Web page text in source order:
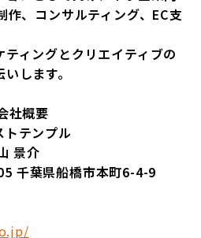
作、コンサルティング、EC支
ィングとクリエイティブの
します。
社概要
テンプル
景介
千葉県船橋市本町6-4-9